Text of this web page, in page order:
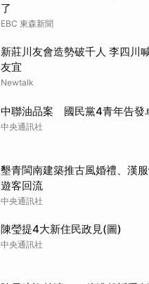
了
EBC 東森新聞
新莊川友會造勢破千人 李四川
友宜
Newtalk
中聯油品案 國民黨4青年告發
中央通訊社
墾青閩南建築推古風婚禮、漢
遊客回流
中央通訊社
陳瑩提4大新住民政見(圖)
中央通訊社